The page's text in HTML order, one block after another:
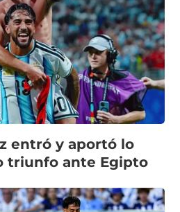
entró y aportó lo
triunfo ante Egipto